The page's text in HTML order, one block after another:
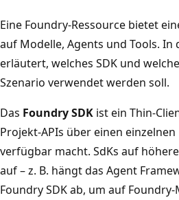
Eine Foundry-Ressource bietet
auf Modelle, Agents und Tools. In
erläutert, welches SDK und
Szenario verwendet werden soll.
Das Foundry SDK ist ein Thin-
Projekt-APIs über einen
verfügbar macht. SdKs auf
auf – z. B. hängt das Agent
Foundry SDK ab, um auf